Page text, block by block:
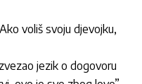
voliš svoju djevojku,
jezik o dogovoru